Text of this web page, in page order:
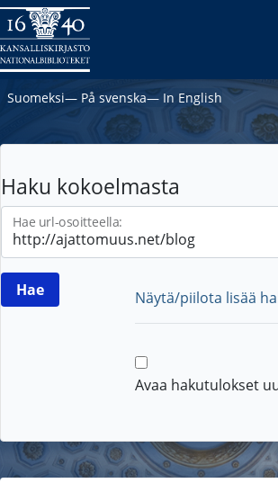
Suomeksi― På svenska― In English
Haku kokoelmasta
Hae url-osoitteella:
Näytä/piilota lisää
Avaa hakutulokset